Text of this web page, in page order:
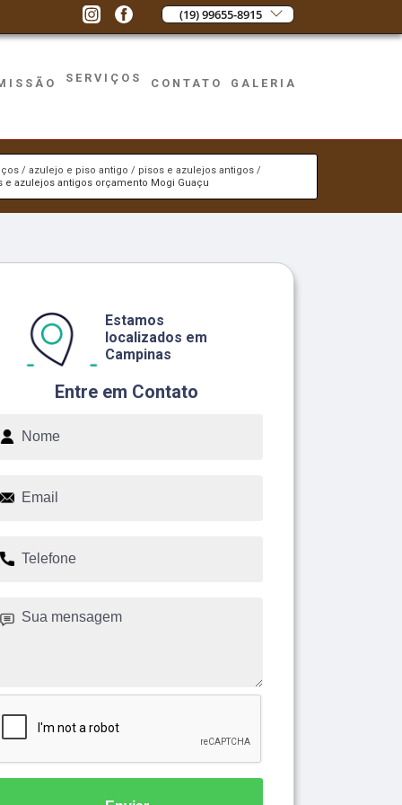
(19) 99655-8915
SERVIÇOS CONTATO GALERIA
azulejo e piso antigo
pisos e azulejos antigos
e azulejos antigos orçamento Mogi Guaçu
Entre em Contato
Estamos
localizados em
Campinas